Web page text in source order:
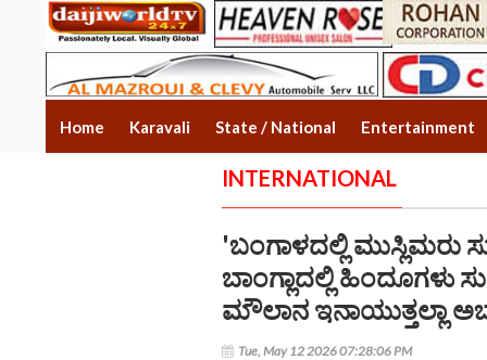
Home Karavali State / National Entertainment
INTERNATIONAL
'ಬಂಗಾಳದಲ್ಲಿ ಮುಸ್ಲಿಮರು
ಬಾಂಗ್ಲಾದಲ್ಲಿ ಹಿಂದೂಗಳು
ಮೌಲಾನ ಇನಾಯುತ್ತಲ್ಲಾ
Tue, May 12 2026 07:28:06 PM